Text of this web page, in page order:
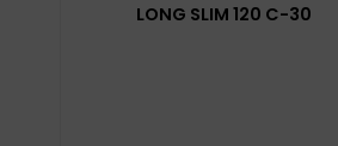
LONG SLIM 120 C-30